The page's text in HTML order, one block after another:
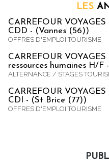
LES
CARREFOUR
CDD - (Vannes (56))
OFFRES D'EMPLOI TOURISME
CARREFOUR
ressources humaines H/F
ALTERNANCE / STAGES
CARREFOUR
CDI - (St Brice (77))
OFFRES D'EMPLOI TOURISME